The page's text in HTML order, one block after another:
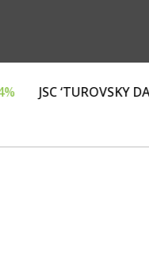
4% JSC